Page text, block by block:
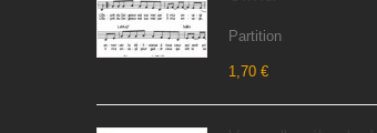
Partition
1,70 €